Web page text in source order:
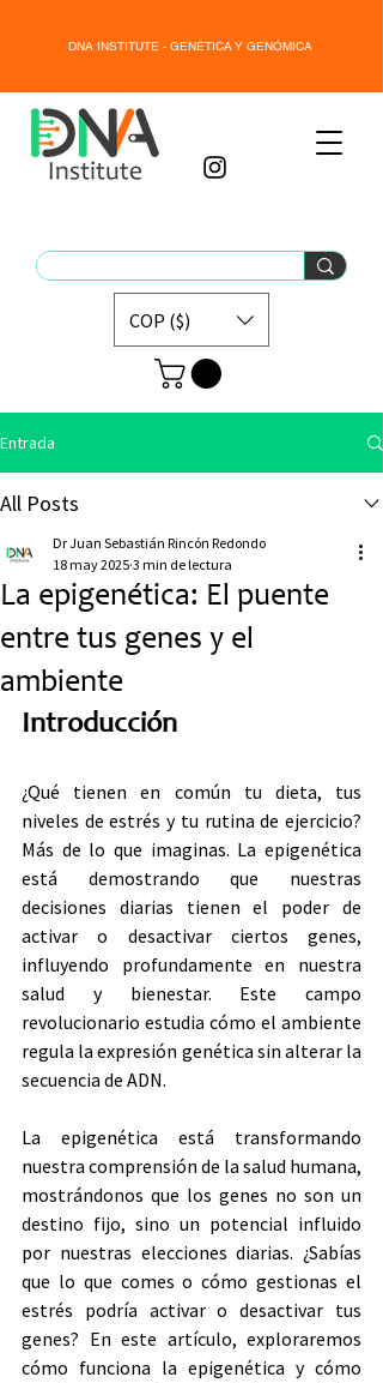
DNA INSTITUTE - GENÉTICA Y GENÓMICA
COP ($)
Entrada
All Posts
La epigenética: El puente
entre tus genes y el
ambiente
Dr Juan Sebastián Rincón Redondo
18 may 2025 3 min de lectura
Introducción
¿Qué tienen en común tu dieta, tus
niveles de estrés y tu rutina de ejercicio?
Más de lo que imaginas. La epigenética
está demostrando que nuestras
decisiones diarias tienen el poder de
activar o desactivar ciertos genes,
influyendo profundamente en nuestra
salud y bienestar. Este campo
revolucionario estudia cómo el ambiente
regula la expresión genética sin alterar la
secuencia de ADN.
La epigenética está transformando
nuestra comprensión de la salud humana,
mostrándonos que los genes no son un
destino fijo, sino un potencial influido
por nuestras elecciones diarias. ¿Sabías
que lo que comes o cómo gestionas el
estrés podría activar o desactivar tus
genes? En este artículo, exploraremos
cómo funciona la epigenética y cómo